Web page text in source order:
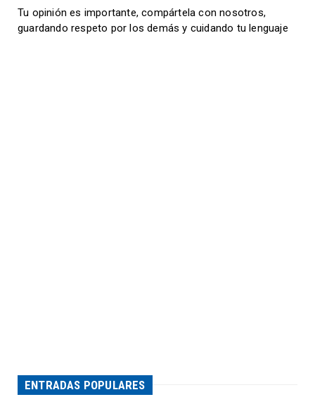
Tu opinión es importante, compártela con nosotros,
guardando respeto por los demás y cuidando tu lenguaje
ENTRADAS POPULARES